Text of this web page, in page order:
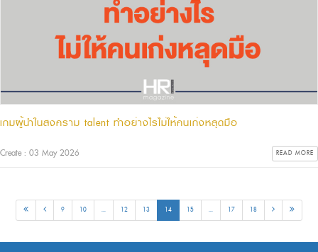
เกมผู้นำในสงคราม talent ทำอย่างไรไม่ให้คนเก่งหลุดมือ
Create : 03 May 2026 READ MORE
9 10 ... 12 13 14 15 ... 17 18